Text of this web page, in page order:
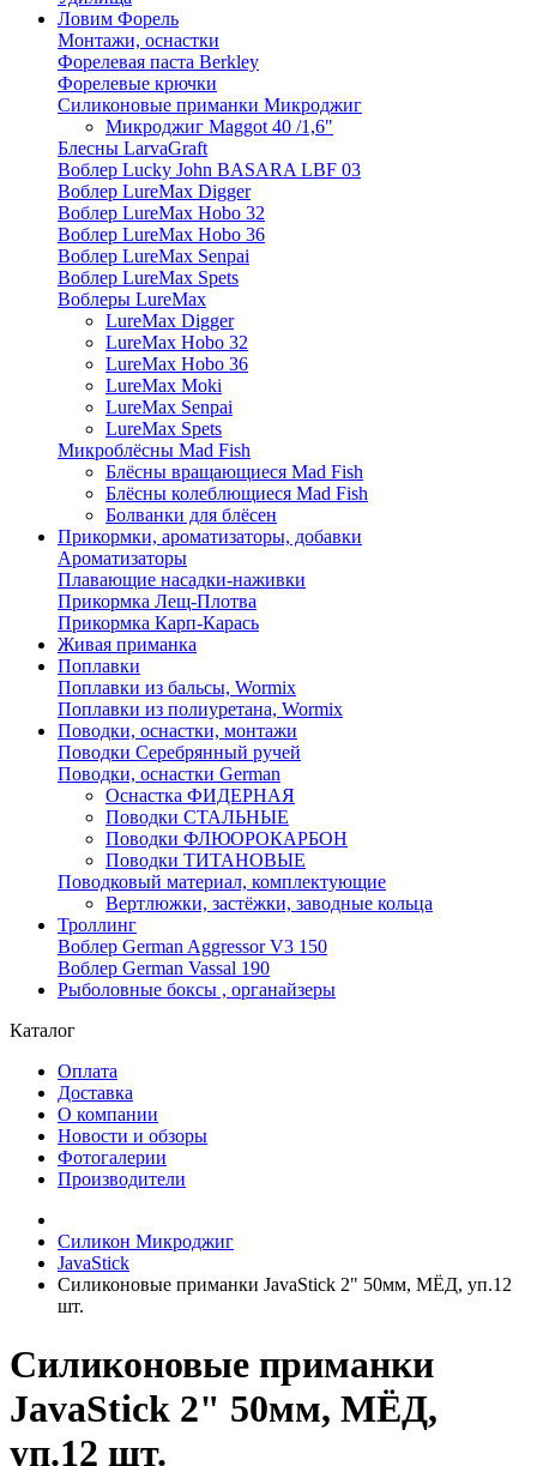
Ловим Форель
Монтажи, оснастки
Форелевая паста Berkley
Форелевые крючки
Силиконовые приманки Микроджиг
Микроджиг Maggot 40 /1,6"
Блесны LarvaGraft
Воблер Lucky John BASARA LBF 03
Воблер LureMax Digger
Воблер LureMax Hobo 32
Воблер LureMax Hobo 36
Воблер LureMax Senpai
Воблер LureMax Spets
Воблеры LureMax
LureMax Digger
LureMax Hobo 32
LureMax Hobo 36
LureMax Moki
LureMax Senpai
LureMax Spets
Микроблёсны Mad Fish
Блёсны вращающиеся Mad Fish
Блёсны колеблющиеся Mad Fish
Болванки для блёсен
Прикормки, ароматизаторы, добавки
Ароматизаторы
Плавающие насадки-наживки
Прикормка Лещ-Плотва
Прикормка Карп-Карась
Живая приманка
Поплавки
Поплавки из бальсы, Wormix
Поплавки из полиуретана, Wormix
Поводки, оснастки, монтажи
Поводки Серебрянный ручей
Поводки, оснастки German
Оснастка ФИДЕРНАЯ
Поводки СТАЛЬНЫЕ
Поводки ФЛЮОРОКАРБОН
Поводки ТИТАНОВЫЕ
Поводковый материал, комплектующие
Вертлюжки, застёжки, заводные кольца
Троллинг
Воблер German Aggressor V3 150
Воблер German Vassal 190
Рыболовные боксы , органайзеры
Каталог
Оплата
Доставка
О компании
Новости и обзоры
Фотогалерии
Производители
Силикон Микроджиг
JavaStick
Силиконовые приманки JavaStick 2" 50мм, МЁД, уп.12
шт.
Силиконовые приманки
JavaStick 2" 50мм, МЁД,
уп.12 шт.